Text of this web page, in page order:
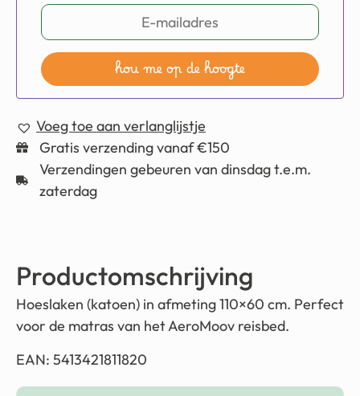
hou me op de hoogte
Voeg toe aan verlanglijstje
Gratis verzending vanaf €150
Verzendingen gebeuren van dinsdag t.e.m.
zaterdag
Productomschrijving
Hoeslaken (katoen) in afmeting110×60 cm. Perfect
voor de matras van het AeroMoov reisbed.
EAN: 5413421811820